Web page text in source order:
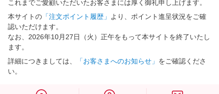
これまでご愛顧いただいたお客さまには厚く御礼申し上げます。
本サイトの 「注文ポイント履歴」
より、ポイント進呈状況をご確
認いただけます。
なお、2026年10月27日（火）正午をもって本サイトを終了いたし
ます。
詳細につきましては、
「お客さまへのお知らせ」 をご確認くださ
い。